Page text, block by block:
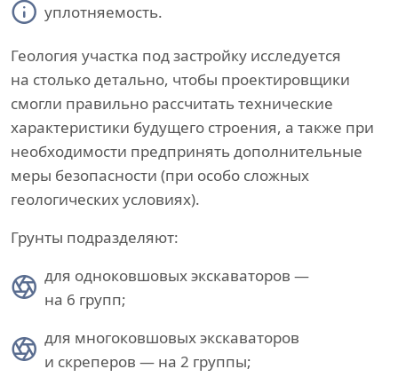
уплотняемость.
Геология участка под застройку исследуется
на столько детально, чтобы проектировщики
смогли правильно рассчитать технические
характеристики будущего строения, а также при
необходимости предпринять дополнительные
меры безопасности (при особо сложных
геологических условиях).
Грунты подразделяют:
для одноковшовых экскаваторов —
на 6 групп;
для многоковшовых экскаваторов
и скреперов — на 2 группы;